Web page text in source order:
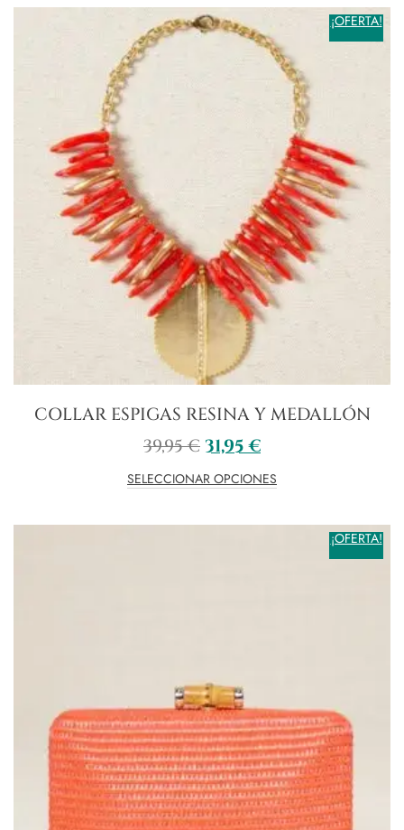
¡OFERTA!
COLLAR ESPIGAS RESINA Y MEDALLÓN
39,95€ 31,95€
SELECCIONAR OPCIONES
¡OFERTA!